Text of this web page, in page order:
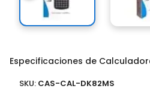
Especificaciones de
SKU: CAS-CAL-DK82MS